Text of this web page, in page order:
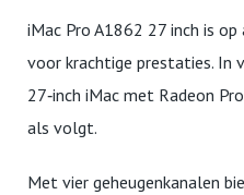
iMac Pro A1862 27 inch is
voor krachtige prestaties. In
27‑inch iMac met Radeon
als volgt.
Met vier geheugenkanalen